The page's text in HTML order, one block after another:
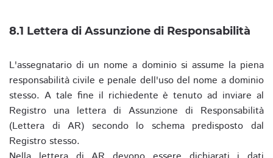
8.1 Lettera di Assunzione di Responsabilità
L'assegnatario di un nome a dominio si assume la piena
responsabilità civile e penale dell'uso del nome a dominio
stesso. A tale fine il richiedente è tenuto ad inviare al
Registro una lettera di Assunzione di Responsabilità
(Lettera di AR) secondo lo schema predisposto dal
Registro stesso.